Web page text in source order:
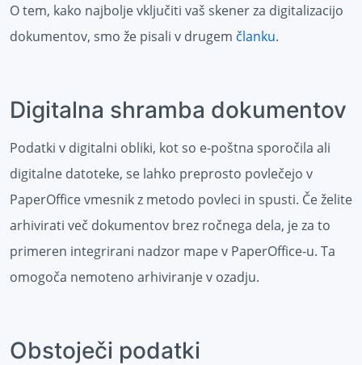
O tem, kako najbolje vključiti vaš skener za digitalizacijo
dokumentov, smo že pisali v drugem članku.
Digitalna shramba dokumentov
Podatki v digitalni obliki, kot so e-poštna sporočila ali
digitalne datoteke, se lahko preprosto povlečejo v
PaperOffice vmesnik z metodo povleci in spusti. Če želite
arhivirati več dokumentov brez ročnega dela, je za to
primeren integrirani nadzor mape v PaperOffice-u. Ta
omogoča nemoteno arhiviranje v ozadju.
Obstoječi podatki